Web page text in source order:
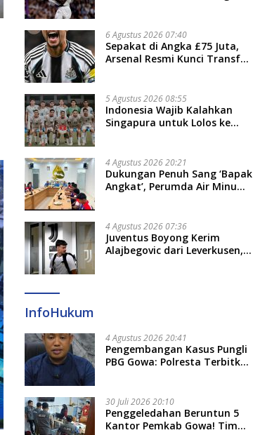
6 Agustus 2026 07:40
Sepakat di Angka £75 Juta,
Arsenal Resmi Kunci Transfer
5 Agustus 2026 08:55
Indonesia Wajib Kalahkan
Singapura untuk Lolos ke
4 Agustus 2026 20:21
Dukungan Penuh Sang ‘Bapak
Angkat’, Perumda Air Minum
4 Agustus 2026 07:36
Juventus Boyong Kerim
Alajbegovic dari Leverkusen,
InfoHukum
4 Agustus 2026 20:41
Pengembangan Kasus Pungli
PBG Gowa: Polresta Terbitkan
30 Juli 2026 20:10
Penggeledahan Beruntun 5
Kantor Pemkab Gowa! Tim